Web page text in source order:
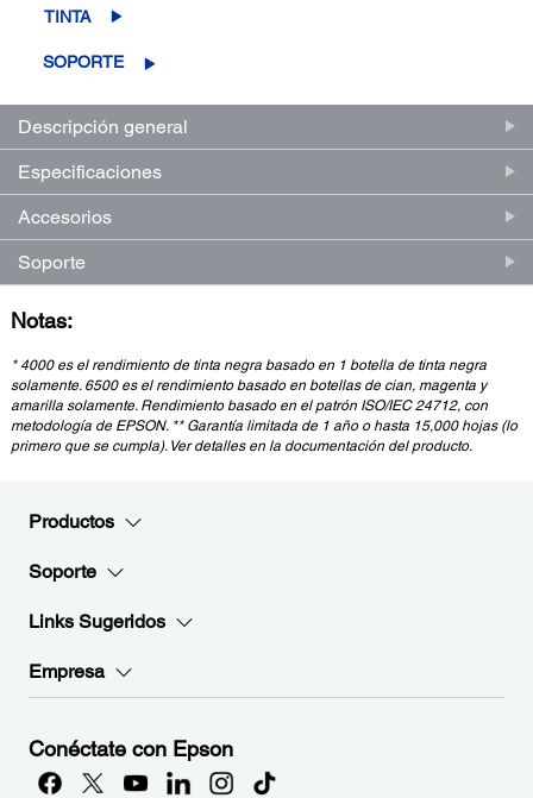
TINTA
SOPORTE
Descripción general
Especificaciones
Accesorios
Soporte
Notas:
* 4000 es el rendimiento de tinta negra basado en 1 botella de tinta negra
solamente. 6500 es el rendimiento basado en botellas de cian, magenta y
amarilla solamente. Rendimiento basado en el patrón ISO/IEC 24712, con
metodología de EPSON. ** Garantía limitada de 1 año o hasta 15,000 hojas (lo
primero que se cumpla). Ver detalles en la documentación del producto.
Productos
Soporte
Links Sugeridos
Empresa
Conéctate con Epson